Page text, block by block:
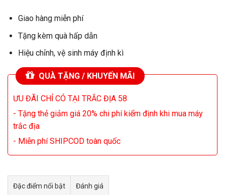
Giao hàng miễn phí
Tặng kèm quà hấp dẫn
Hiệu chỉnh, vệ sinh máy định kì
QUÀ TẶNG / KHUYẾN MÃI
ƯU ĐÃI CHỈ CÓ TẠI TRẮC ĐỊA 58
- Tặng thẻ giảm giá 20% chi phí kiểm định khi mua máy
trắc địa
- Miễn phí SHIPCOD toàn quốc
Đặc điểm nổi bật Đánh giá